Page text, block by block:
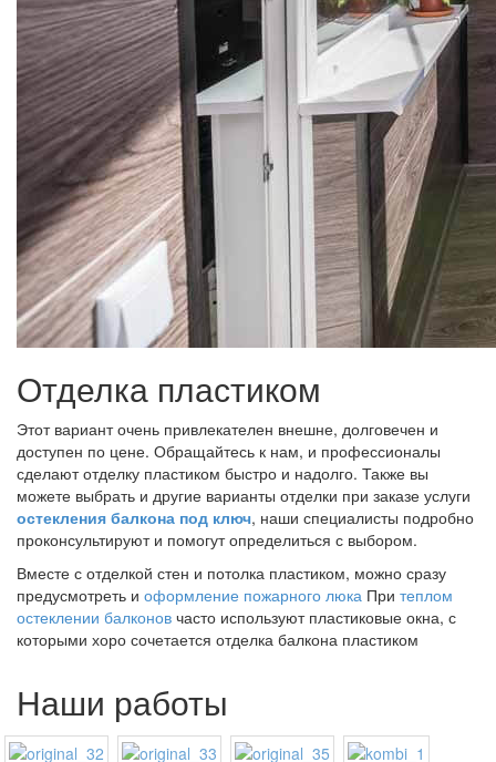
Отделка пластиком
Этот вариант очень привлекателен внешне, долговечен и
доступен по цене. Обращайтесь к нам, и профессионалы
сделают отделку пластиком быстро и надолго. Также вы
можете выбрать и другие варианты отделки при заказе услуги
остекления балкона под ключ, наши специалисты подробно
проконсультируют и помогут определиться с выбором.
Вместе с отделкой стен и потолка пластиком, можно сразу
предусмотреть и оформление пожарного люка При теплом
остеклении балконов часто используют пластиковые окна, с
которыми хоро сочетается отделка балкона пластиком
Наши работы